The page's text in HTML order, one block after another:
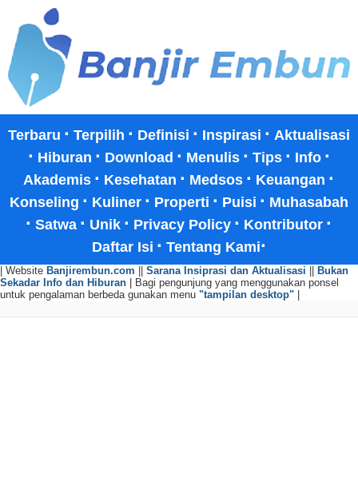
Terbaru · Terpilih · Definisi · Inspirasi · Aktualisasi
· Hiburan · Download · Menulis · Tips · Info ·
Akademis · Kesehatan · Medsos · Keuangan ·
Konseling · Kuliner · Properti · Puisi · Muhasabah
· Satwa · Unik · Privacy Policy · Kontributor ·
Daftar Isi · Tentang Kami·
| Website Banjirembun.com || Sarana Insiprasi dan Aktualisasi || Bukan
Sekadar Info dan Hiburan | Bagi pengunjung yang menggunakan ponsel
untuk pengalaman berbeda gunakan menu "tampilan desktop" |